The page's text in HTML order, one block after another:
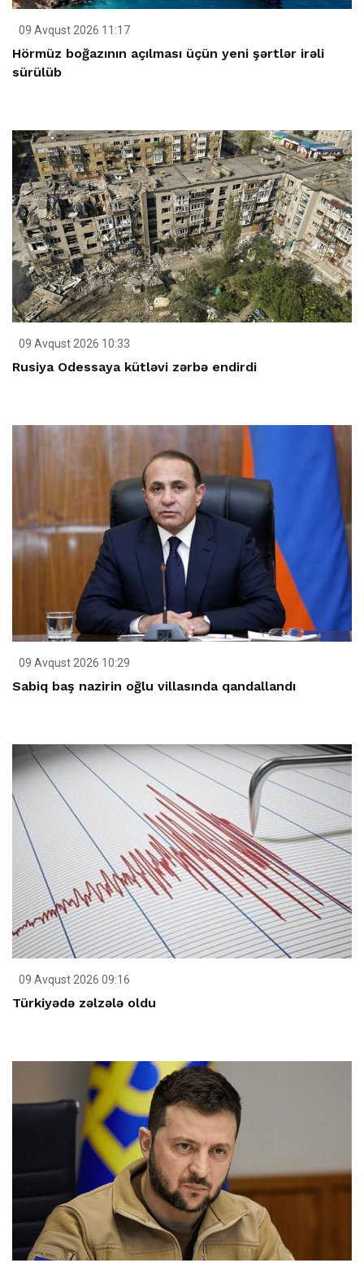
09 Avqust 2026 11:17
Hörmüz boğazının açılması üçün yeni şərtlər irəli
sürülüb
09 Avqust 2026 10:33
Rusiya Odessaya kütləvi zərbə endirdi
09 Avqust 2026 10:29
Sabiq baş nazirin oğlu villasında qandallandı
09 Avqust 2026 09:16
Türkiyədə zəlzələ oldu